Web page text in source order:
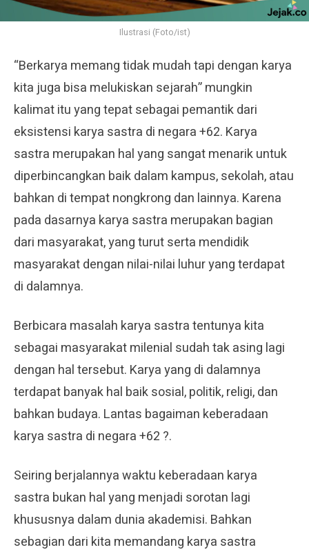
Ilustrasi (Foto/ist)
“Berkarya memang tidak mudah tapi dengan karya
kita juga bisa melukiskan sejarah” mungkin
kalimat itu yang tepat sebagai pemantik dari
eksistensi karya sastra di negara +62. Karya
sastra merupakan hal yang sangat menarik untuk
diperbincangkan baik dalam kampus, sekolah, atau
bahkan di tempat nongkrong dan lainnya. Karena
pada dasarnya karya sastra merupakan bagian
dari masyarakat, yang turut serta mendidik
masyarakat dengan nilai-nilai luhur yang terdapat
di dalamnya.
Berbicara masalah karya sastra tentunya kita
sebagai masyarakat milenial sudah tak asing lagi
dengan hal tersebut. Karya yang di dalamnya
terdapat banyak hal baik sosial, politik, religi, dan
bahkan budaya. Lantas bagaiman keberadaan
karya sastra di negara +62 ?.
Seiring berjalannya waktu keberadaan karya
sastra bukan hal yang menjadi sorotan lagi
khususnya dalam dunia akademisi. Bahkan
sebagian dari kita memandang karya sastra